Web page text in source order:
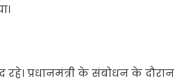
प्रधानमंत्री के संबोधन के दौरान